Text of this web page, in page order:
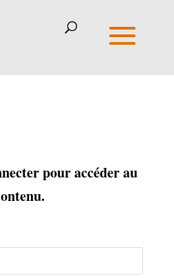
pour accéder au